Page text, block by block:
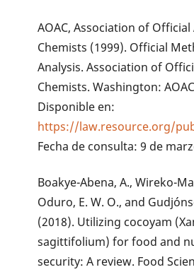
AOAC, Association of Official
Chemists (1999). Official
Analysis. Association of
Chemists. Washington:
Disponible en:
https://law.resource.org/
Fecha de consulta: 9 de
Boakye-Abena, A., Wireko-
Oduro, E. W. O., and
(2018). Utilizing cocoyam
sagittifolium) for food and
security: A review. Food